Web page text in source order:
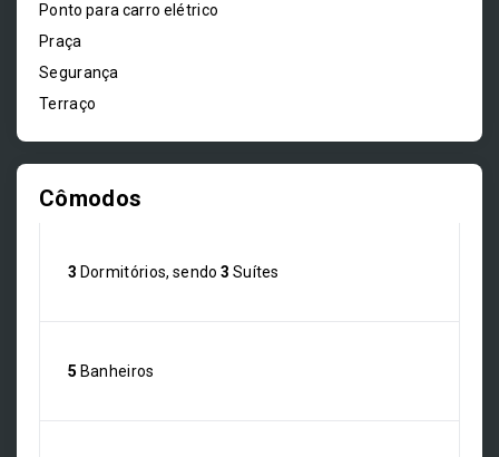
Ponto para carro elétrico
Praça
Segurança
Terraço
Cômodos
3 Dormitórios, sendo3 Suítes
5 Banheiros